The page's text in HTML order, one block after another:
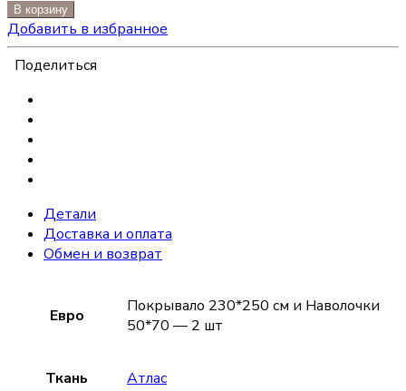
В корзину
Добавить в избранное
Поделиться
Детали
Доставка и оплата
Обмен и возврат
Евро
Покрывало 230*250 см и Наволочки
50*70 — 2 шт
Ткань Атлас